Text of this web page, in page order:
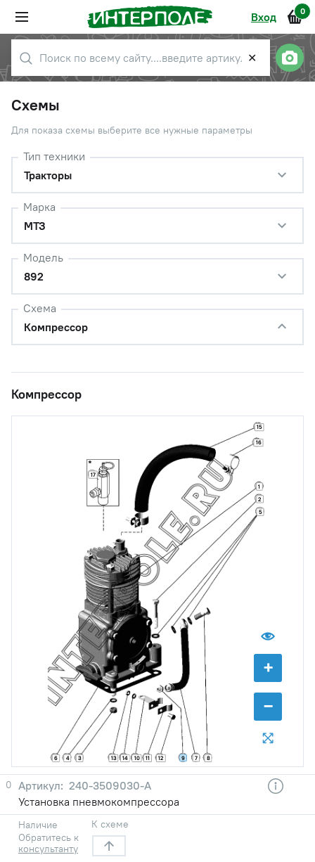
Вход 0
✕
Схемы
Для показа схемы выберите все нужные параметры
Тип техники
Тракторы
Марка
МТЗ
Модель
892
Схема
Компрессор
Компрессор
+
−
1
2
3
4
5
6 7 8
9
10 11 12
13 14
15
16
17
0
240-3509030-A
Установка пневмокомпрессора
Наличие
Обратитесь к
консультанту
К схеме